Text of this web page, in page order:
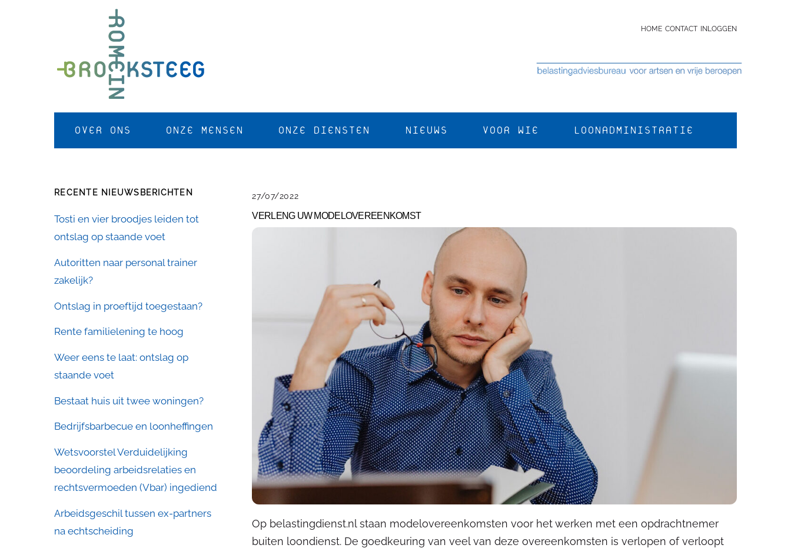
HOME CONTACT INLOGGEN
OVER ONS ONZE MENSEN ONZE DIENSTEN NIEUWS VOOR WIE LOONADMINISTRATIE
27/07/2022
VERLENG UW MODELOVEREENKOMST
Op belastingdienst.nl staan modelovereenkomsten voor het werken met een opdrachtnemer
buiten loondienst. De goedkeuring van veel van deze overeenkomsten is verlopen of verloopt
RECENTE NIEUWSBERICHTEN
Tosti en vier broodjes leiden tot
ontslag op staande voet
Autoritten naar personal trainer
zakelijk?
Ontslag in proeftijd toegestaan?
Rente familielening te hoog
Weer eens te laat: ontslag op
staande voet
Bestaat huis uit twee woningen?
Bedrijfsbarbecue en loonheffingen
Wetsvoorstel Verduidelijking
beoordeling arbeidsrelaties en
rechtsvermoeden (Vbar) ingediend
Arbeidsgeschil tussen ex-partners
na echtscheiding